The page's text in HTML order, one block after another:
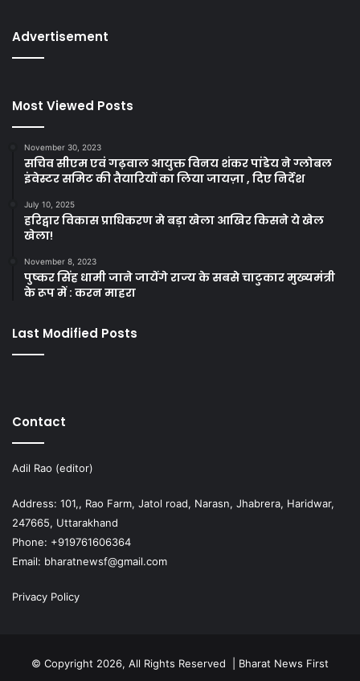
Advertisement
Most Viewed Posts
November 30, 2023
सचिव सीएम एवं गढ़वाल आयुक्त विनय शंकर पांडेय ने ग्लोबल
इंवेस्टर समिट की तैयारियों का लिया जायज़ा , दिए निर्देश
July 10, 2025
हरिद्वार विकास प्राधिकरण मे बड़ा खेला आखिर किसने ये खेल
खेला!
November 8, 2023
पुष्कर सिंह धामी जाने जायेंगे राज्य के सबसे चाटुकार मुख्यमंत्री
के रूप में : करन माहरा
Last Modified Posts
Contact
Adil Rao (editor)
Address: 101,, Rao Farm, Jatol road, Narasn, Jhabrera, Haridwar,
247665, Uttarakhand
Phone: +919761606364
Email: bharatnewsf@gmail.com
Privacy Policy
© Copyright 2026, All Rights Reserved | Bharat News First